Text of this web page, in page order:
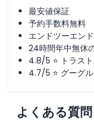
最安値保証
予約手数料無料
エンドツーエン
24時間年中無休
4.8/5 ⭐ トラス
4.7/5 ⭐ グーグ
よくある質問